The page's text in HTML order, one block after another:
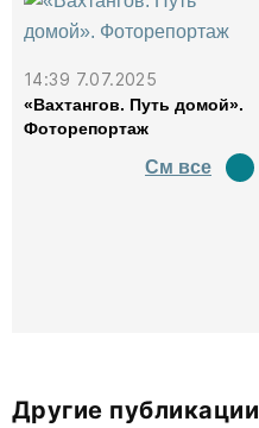
14:39 7.07.2025
«Вахтангов. Путь домой».
Фоторепортаж
См все
Другие публикации